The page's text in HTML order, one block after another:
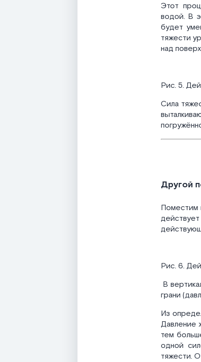
Этот
водой. В
будет
тяжести
над
Рис. 5.
Сила
Другой
Поместим
Рис. 6.
В
грани
Из
Давление
тем
одной
тяжести.